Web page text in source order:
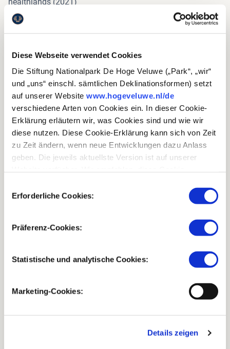
Diese Webseite verwendet Cookies
Die Stiftung Nationalpark De Hoge Veluwe („Park“, „wir“
und „uns“ einschl. sämtlichen Deklinationsformen) setzt
auf unserer Website www.hogeveluwe.nl/de
verschiedene Arten von Cookies ein. In dieser Cookie-
Erklärung erläutern wir, was Cookies sind und wie wir
diese nutzen. Diese Cookie-Erklärung kann sich von Zeit
zu Zeit ändern, wenn neue Entwicklungen dazu Anlass
geben. Die jeweils aktuellste Version ist auf unserer
über den neusten Stand informiert sind.
Erforderliche Cookies:
Präferenz-Cookies:
Statistische und analytische Cookies:
Marketing-Cookies:
Details zeigen
Universite de Rennes - Clara de Raadt
the National Park De Hoge Veluwe (2023)
Wageningen Universiteit - Inge Mostard (stagiair)
2024
Wat zijn de effecten van meerdere malen maaien en
éénmaal bekalken op door pijpenstrootje vergraste heide in
Ziel dieser Untersuchung ist es, die Unterschiede zwischen
Bioindikatoren und chemischer Bodenzusammensetzung
Managementmaßnahmen und